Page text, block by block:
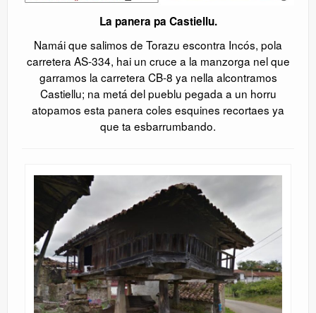
La panera pa Castiellu.
Namái que salimos de Torazu escontra Incós, pola
carretera AS-334, hai un cruce a la manzorga nel que
garramos la carretera CB-8 ya nella alcontramos
Castiellu; na metá del pueblu pegada a un horru
atopamos esta panera coles esquines recortaes ya
que ta esbarrumbando.